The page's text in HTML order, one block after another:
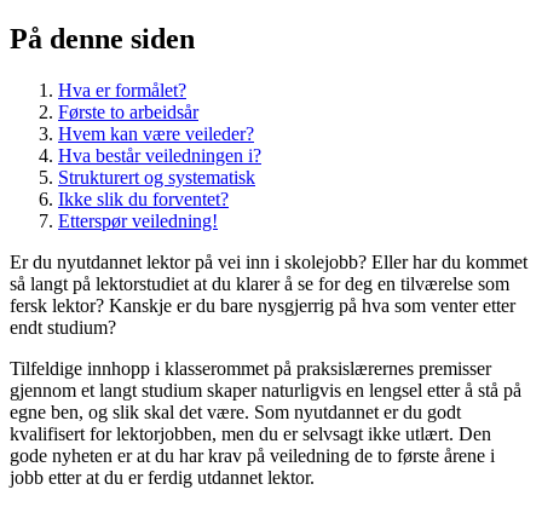
På denne siden
Hva er formålet?
Første to arbeidsår
Hvem kan være veileder?
Hva består veiledningen i?
Strukturert og systematisk
Ikke slik du forventet?
Etterspør veiledning!
Er du nyutdannet lektor på vei inn i skolejobb? Eller har du kommet
så langt på lektorstudiet at du klarer å se for deg en tilværelse som
fersk lektor? Kanskje er du bare nysgjerrig på hva som venter etter
endt studium?
Tilfeldige innhopp i klasserommet på praksislærernes premisser
gjennom et langt studium skaper naturligvis en lengsel etter å stå på
egne ben, og slik skal det være. Som nyutdannet er du godt
kvalifisert for lektorjobben, men du er selvsagt ikke utlært. Den
gode nyheten er at du har krav på veiledning de to første årene i
jobb etter at du er ferdig utdannet lektor.